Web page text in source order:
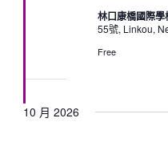
林口康橋國際
55號, Linkou,
Free
10 月 2026